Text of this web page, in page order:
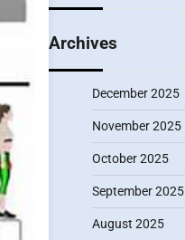
Archives
December 2025
November 2025
October 2025
September 2025
August 2025